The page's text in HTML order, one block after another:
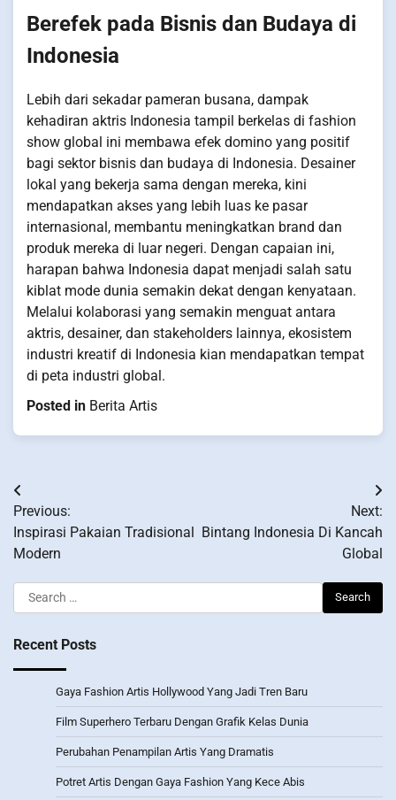
Berefek pada Bisnis dan Budaya di
Indonesia
Lebih dari sekadar pameran busana, dampak
kehadiran aktris Indonesia tampil berkelas di fashion
show global ini membawa efek domino yang positif
bagi sektor bisnis dan budaya di Indonesia. Desainer
lokal yang bekerja sama dengan mereka, kini
mendapatkan akses yang lebih luas ke pasar
internasional, membantu meningkatkan brand dan
produk mereka di luar negeri. Dengan capaian ini,
harapan bahwa Indonesia dapat menjadi salah satu
kiblat mode dunia semakin dekat dengan kenyataan.
Melalui kolaborasi yang semakin menguat antara
aktris, desainer, dan stakeholders lainnya, ekosistem
industri kreatif di Indonesia kian mendapatkan tempat
di peta industri global.
Posted in Berita Artis
Post
navigation
Previous:
Inspirasi Pakaian Tradisional
Modern
Next:
Bintang Indonesia Di Kancah
Global
Search
for:
Recent Posts
Gaya Fashion Artis Hollywood Yang Jadi Tren Baru
Film Superhero Terbaru Dengan Grafik Kelas Dunia
Perubahan Penampilan Artis Yang Dramatis
Potret Artis Dengan Gaya Fashion Yang Kece Abis